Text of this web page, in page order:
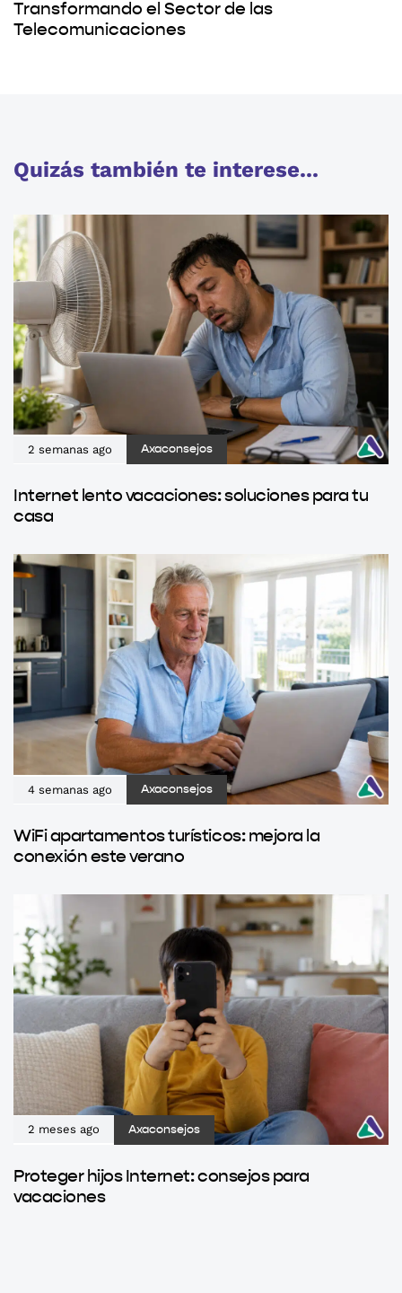
Transformando el Sector de las
Telecomunicaciones
Quizás también te interese...
2 semanas ago Axaconsejos
Internet lento vacaciones: soluciones para tu
casa
4 semanas ago Axaconsejos
WiFi apartamentos turísticos: mejora la
conexión este verano
2 meses ago Axaconsejos
Proteger hijos Internet: consejos para
vacaciones